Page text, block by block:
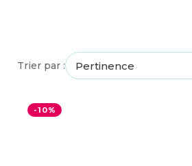
Trier par :
-10%